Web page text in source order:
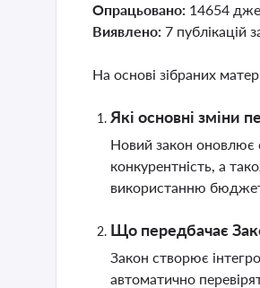
Опрацьовано: 14654
Виявлено: 7 публікацій
На основі зібраних
Які основні зміни
Новий закон оновлює
конкурентність, а
використанню
Що передбачає
Закон створює
автоматично